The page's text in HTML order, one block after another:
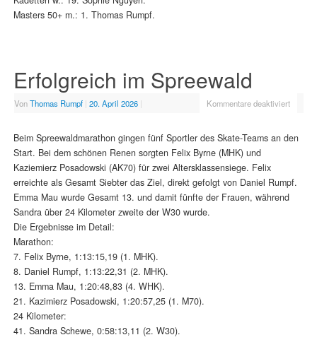
Masters 50+ m.: 1. Thomas Rumpf.
Erfolgreich im Spreewald
VonThomas Rumpf | 20. April 2026 | Kommentare deaktiviert
Beim Spreewaldmarathon gingen fünf Sportler des Skate-Teams an den
Start. Bei dem schönen Renen sorgten Felix Byrne (MHK) und
Kaziemierz Posadowski (AK70) für zwei Altersklassensiege. Felix
erreichte als Gesamt Siebter das Ziel, direkt gefolgt von Daniel Rumpf.
Emma Mau wurde Gesamt 13. und damit fünfte der Frauen, während
Sandra über 24 Kilometer zweite der W30 wurde.
Die Ergebnisse im Detail:
Marathon:
7. Felix Byrne, 1:13:15,19 (1. MHK).
8. Daniel Rumpf, 1:13:22,31 (2. MHK).
13. Emma Mau, 1:20:48,83 (4. WHK).
21. Kazimierz Posadowski, 1:20:57,25 (1. M70).
24 Kilometer:
41. Sandra Schewe, 0:58:13,11 (2. W30).